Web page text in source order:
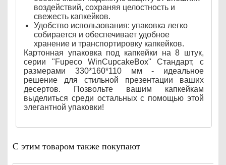
воздействий, сохраняя целостность и
свежесть капкейков.
Удобство использования: упаковка легко
собирается и обеспечивает удобное
хранение и транспортировку капкейков.
Картонная упаковка под капкейки на 8 штук,
серии "Fupeco WinCupcakeBox" Стандарт, с
размерами 330*160*110 мм - идеальное
решение для стильной презентации ваших
десертов. Позвольте вашим капкейкам
выделиться среди остальных с помощью этой
элегантной упаковки!
С этим товаром также покупают